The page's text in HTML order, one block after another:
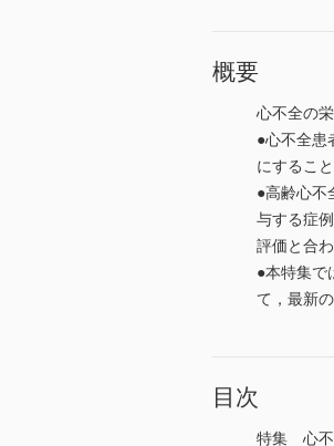
概要
心不全の
●心不全患
にするこ
●高齢心不
与する症
評価と合
●本特集で
て，最新
目次
特集 心不